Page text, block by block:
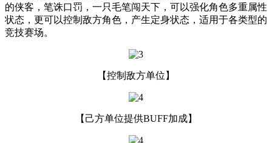
的侠客，笔诛口罚，一只毛笔闯天下，可以强化角色多重属性
状态，更可以控制敌方角色，产生定身状态，适用于各类型的
竞技赛场。
【控制敌方单位】
【己方单位提供BUFF加成】